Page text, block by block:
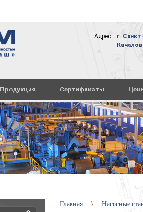
Адрес:
г.
Продукция Сертификаты
Главная \ Насосные